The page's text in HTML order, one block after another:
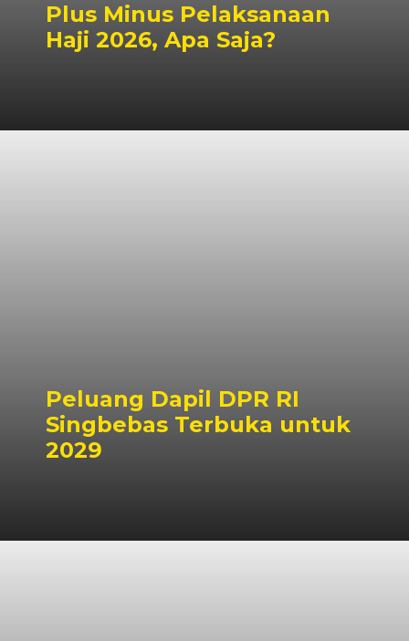
Plus Minus Pelaksanaan
Haji 2026, Apa Saja?
Peluang Dapil DPR RI
Singbebas Terbuka untuk
2029